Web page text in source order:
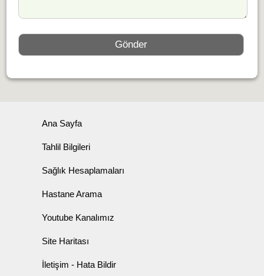
Ana Sayfa
Tahlil Bilgileri
Sağlık Hesaplamaları
Hastane Arama
Youtube Kanalımız
Site Haritası
İletişim - Hata Bildir